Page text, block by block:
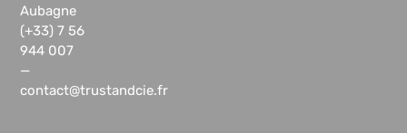
Aubagne
(+33) 7 56
944 007
—
contact@trustandcie.fr